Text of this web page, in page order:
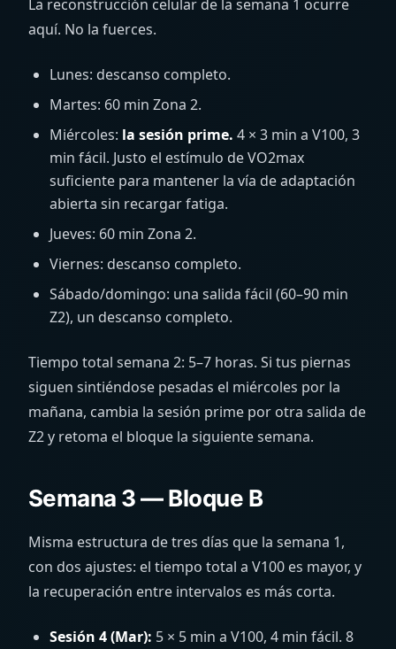
La reconstrucción celular de la semana 1 ocurre
aquí. No la fuerces.
Lunes: descanso completo.
Martes: 60 min Zona 2.
Miércoles: la sesión prime. 4 × 3 min a V100, 3
min fácil. Justo el estímulo de VO2max
suficiente para mantener la vía de adaptación
abierta sin recargar fatiga.
Jueves: 60 min Zona 2.
Viernes: descanso completo.
Sábado/domingo: una salida fácil (60–90 min
Z2), un descanso completo.
Tiempo total semana 2: 5–7 horas. Si tus piernas
siguen sintiéndose pesadas el miércoles por la
mañana, cambia la sesión prime por otra salida de
Z2 y retoma el bloque la siguiente semana.
Semana 3 — Bloque B
Misma estructura de tres días que la semana 1,
con dos ajustes: el tiempo total a V100 es mayor, y
la recuperación entre intervalos es más corta.
Sesión 4 (Mar): 5 × 5 min a V100, 4 min fácil. 8